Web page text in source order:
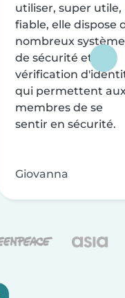
utiliser, super utile,
fiable, elle dispose
nombreux
de sécurité et de
vérification
qui permettent
membres de se
sentir en sécurité.
Giovanna